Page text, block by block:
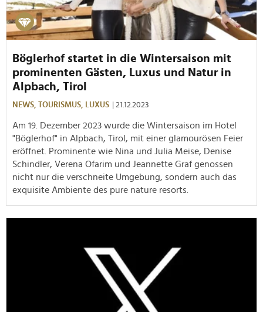
Böglerhof startet in die Wintersaison mit
prominenten Gästen, Luxus und Natur in
Alpbach, Tirol
NEWS, TOURISMUS, LUXUS | 21.12.2023
Am 19. Dezember 2023 wurde die Wintersaison im Hotel
"Böglerhof" in Alpbach, Tirol, mit einer glamourösen Feier
eröffnet. Prominente wie Nina und Julia Meise, Denise
Schindler, Verena Ofarim und Jeannette Graf genossen
nicht nur die verschneite Umgebung, sondern auch das
exquisite Ambiente des pure nature resorts.